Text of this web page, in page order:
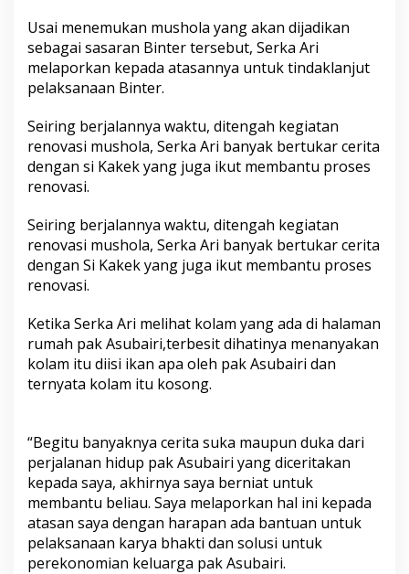
Usai menemukan mushola yang akan dijadikan
sebagai sasaran Binter tersebut, Serka Ari
melaporkan kepada atasannya untuk tindaklanjut
pelaksanaan Binter.
Seiring berjalannya waktu, ditengah kegiatan
renovasi mushola, Serka Ari banyak bertukar cerita
dengan si Kakek yang juga ikut membantu proses
renovasi.
Seiring berjalannya waktu, ditengah kegiatan
renovasi mushola, Serka Ari banyak bertukar cerita
dengan Si Kakek yang juga ikut membantu proses
renovasi.
Ketika Serka Ari melihat kolam yang ada di halaman
rumah pak Asubairi,terbesit dihatinya menanyakan
kolam itu diisi ikan apa oleh pak Asubairi dan
ternyata kolam itu kosong.
“Begitu banyaknya cerita suka maupun duka dari
perjalanan hidup pak Asubairi yang diceritakan
kepada saya, akhirnya saya berniat untuk
membantu beliau. Saya melaporkan hal ini kepada
atasan saya dengan harapan ada bantuan untuk
pelaksanaan karya bhakti dan solusi untuk
perekonomian keluarga pak Asubairi.